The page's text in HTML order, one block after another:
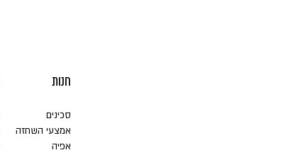
חנות
סכינים
אמצעי השחזה
אפיה